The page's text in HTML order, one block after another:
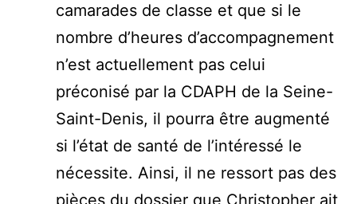
camarades de classe et que si le
nombre d’heures d’accompagnement
n’est actuellement pas celui
préconisé par la CDAPH de la Seine-
Saint-Denis, il pourra être augmenté
si l’état de santé de l’intéressé le
nécessite. Ainsi, il ne ressort pas des
pièces du dossier que Christopher ait